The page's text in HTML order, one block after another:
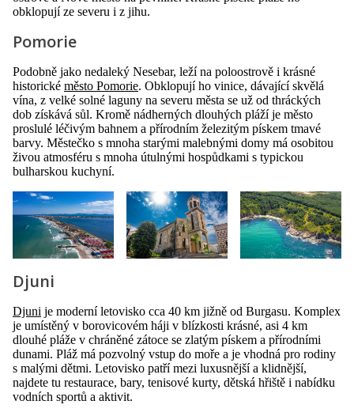
obklopují ze severu i z jihu.
Pomorie
Podobně jako nedaleký Nesebar, leží na poloostrově i krásné
historické město Pomorie. Obklopují ho vinice, dávající skvělá
vína, z velké solné laguny na severu města se už od thráckých
dob získává sůl. Kromě nádherných dlouhých pláží je město
proslulé léčivým bahnem a přírodním železitým pískem tmavé
barvy. Městečko s mnoha starými malebnými domy má osobitou
živou atmosféru s mnoha útulnými hospůdkami s typickou
bulharskou kuchyní.
Djuni
Djuni je moderní letovisko cca 40 km jižně od Burgasu. Komplex
je umístěný v borovicovém háji v blízkosti krásné, asi 4 km
dlouhé pláže v chráněné zátoce se zlatým pískem a přírodními
dunami. Pláž má pozvolný vstup do moře a je vhodná pro rodiny
s malými dětmi. Letovisko patří mezi luxusnější a klidnější,
najdete tu restaurace, bary, tenisové kurty, dětská hřiště i nabídku
vodních sportů a aktivit.